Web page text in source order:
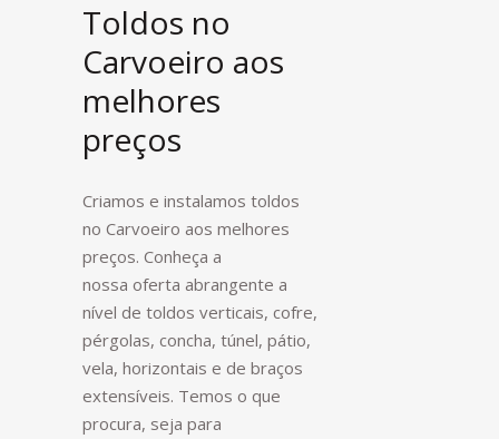
Toldos no
Carvoeiro aos
melhores
preços
Criamos e instalamos toldos
no Carvoeiro aos melhores
preços. Conheça a
nossa oferta abrangente a
nível de toldos verticais, cofre,
pérgolas, concha, túnel, pátio,
vela, horizontais e de braços
extensíveis. Temos o que
procura, seja para